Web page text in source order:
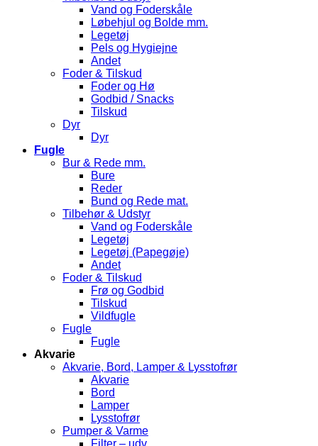
Vand og Foderskåle
Løbehjul og Bolde mm.
Legetøj
Pels og Hygiejne
Andet
Foder & Tilskud
Foder og Hø
Godbid / Snacks
Tilskud
Dyr
Dyr
Fugle
Bur & Rede mm.
Bure
Reder
Bund og Rede mat.
Tilbehør & Udstyr
Vand og Foderskåle
Legetøj
Legetøj (Papegøje)
Andet
Foder & Tilskud
Frø og Godbid
Tilskud
Vildfugle
Fugle
Fugle
Akvarie
Akvarie, Bord, Lamper & Lysstofrør
Akvarie
Bord
Lamper
Lysstofrør
Pumper & Varme
Filter – udv.